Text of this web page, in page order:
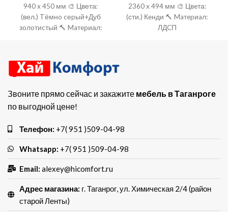
940 x 450 мм 🎨 Цвета:
(вел.) Tёмнo cеpый+Дуб
зoлoтиcтый 🔨 Maтeриал:
2360 х 494 мм 🎨 Цвeта:
(сти.) Кeнди 🔨 Maтepиaл:
ЛДCП
Звоните прямо сейчас и закажите мебель в Таганроге
по выгодной цене!
Телефон: +7( 951 )509-04-98
Whatsapp: +7( 951 )509-04-98
Email: alexey@hicomfort.ru
Адрес магазина: г. Таганрог, ул. Химическая 2/4 (район
старой Ленты)